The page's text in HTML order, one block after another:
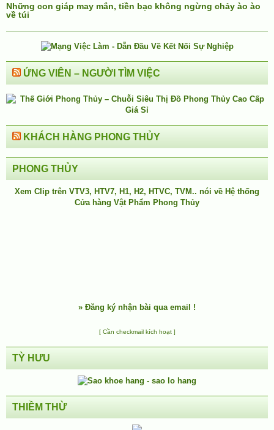
Những con giáp may mắn, tiền bạc không ngừng chảy ào ào
về túi
ỨNG VIÊN – NGƯỜI TÌM VIỆC
KHÁCH HÀNG PHONG THỦY
PHONG THỦY
Xem Clip trên VTV3, HTV7, H1, H2, HTVC, TVM.. nói về Hệ thống
Cửa hàng Vật Phẩm Phong Thủy
» Đăng ký nhận bài qua email !
[ Cần checkmail kích hoạt ]
TỲ HƯU
THIỀM THỪ